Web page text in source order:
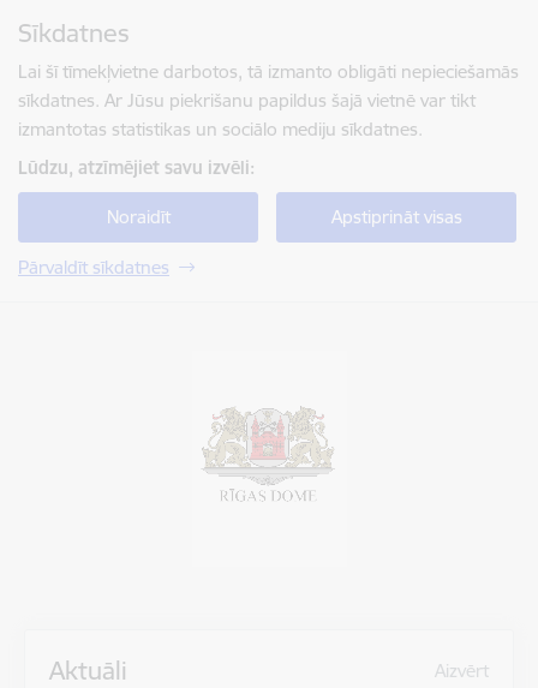
Sīkdatnes
Lai šī tīmekļvietne darbotos, tā izmanto obligāti nepieciešamās
sīkdatnes. Ar Jūsu piekrišanu papildus šajā vietnē var tikt
izmantotas statistikas un sociālo mediju sīkdatnes.
Lūdzu, atzīmējiet savu izvēli:
Noraidīt Apstiprināt visas
Pārvaldīt sīkdatnes
Aktuāli Aizvērt